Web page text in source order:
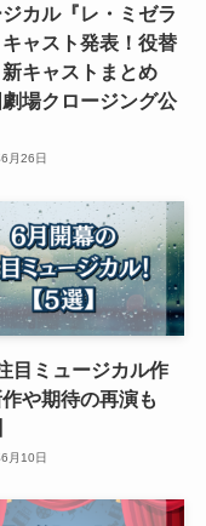
カル『レ・ミゼラ
ャスト発表！役替
キャストまとめ
劇場クロージング公
月26日
目ミュージカル作
や期待の再演も
月10日